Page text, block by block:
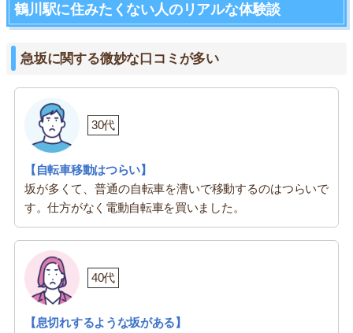
鶴川駅に住みたくない人のリアルな体験談
急坂に関する微妙な口コミが多い
30代
【自転車移動はつらい】
坂が多くて、普通の自転車を漕いで移動するのはつらいで
す。仕方がなく電動自転車を買いました。
40代
【息切れするような坂がある】